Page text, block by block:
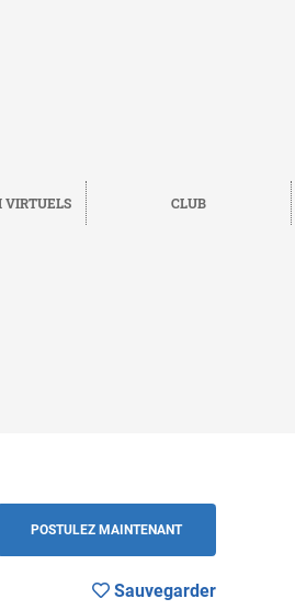
VIRTUELS CLUB
POSTULEZ MAINTENANT
Sauvegarder